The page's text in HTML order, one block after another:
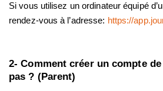
Si vous utilisez un ordinateur équipé
rendez-vous à l’adresse: https://
2- Comment créer un compte
pas ? (Parent)